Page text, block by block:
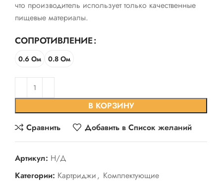
что производитель использует только качественные
пищевые материалы.
СОПРОТИВЛЕНИЕ
0.6 Ом 0.8 Ом
В КОРЗИНУ
Сравнить
Добавить в Список желаний
Артикул: Н/Д
Категории: Картриджи, Комплектующие